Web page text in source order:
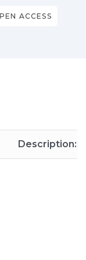
ACCESS
Description: